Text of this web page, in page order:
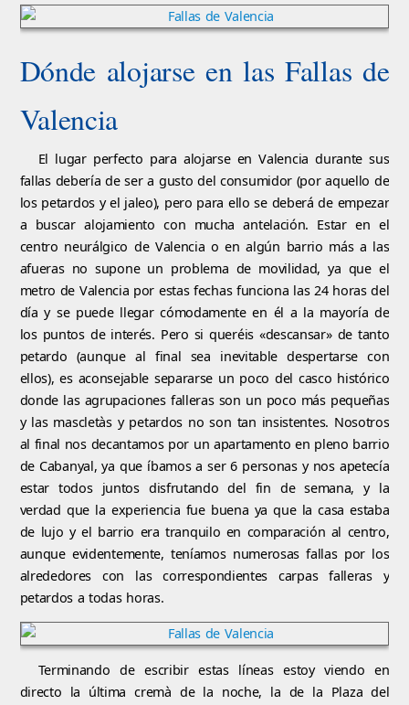
Dónde alojarse en las Fallas de
Valencia
El lugar perfecto para alojarse en Valencia durante sus
fallas debería de ser a gusto del consumidor (por aquello de
los petardos y el jaleo), pero para ello se deberá de empezar
a buscar alojamiento con mucha antelación. Estar en el
centro neurálgico de Valencia o en algún barrio más a las
afueras no supone un problema de movilidad, ya que el
metro de Valencia por estas fechas funciona las 24 horas del
día y se puede llegar cómodamente en él a la mayoría de
los puntos de interés. Pero si queréis «descansar» de tanto
petardo (aunque al final sea inevitable despertarse con
ellos), es aconsejable separarse un poco del casco histórico
donde las agrupaciones falleras son un poco más pequeñas
y las mascletàs y petardos no son tan insistentes. Nosotros
al final nos decantamos por un apartamento en pleno barrio
de Cabanyal, ya que íbamos a ser 6 personas y nos apetecía
estar todos juntos disfrutando del fin de semana, y la
verdad que la experiencia fue buena ya que la casa estaba
de lujo y el barrio era tranquilo en comparación al centro,
aunque evidentemente, teníamos numerosas fallas por los
alrededores con las correspondientes carpas falleras y
petardos a todas horas.
Terminando de escribir estas líneas estoy viendo en
directo la última cremà de la noche, la de la Plaza del